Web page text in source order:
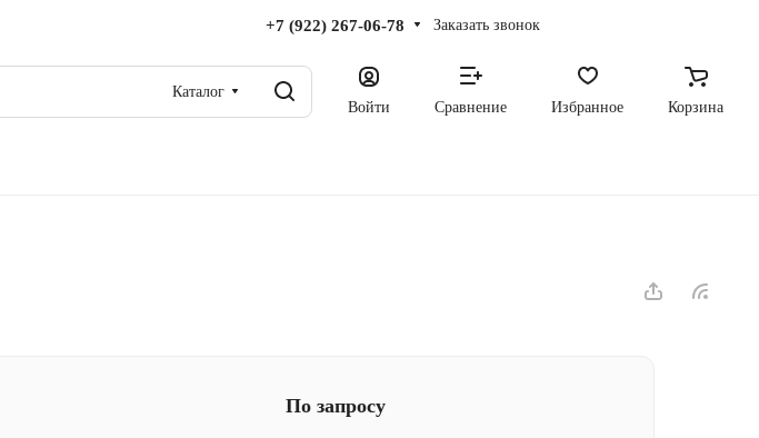
+7 (922) 267-06-78 Заказать звонок
Каталог
Войти
Сравнение Избранное Корзина
По запросу